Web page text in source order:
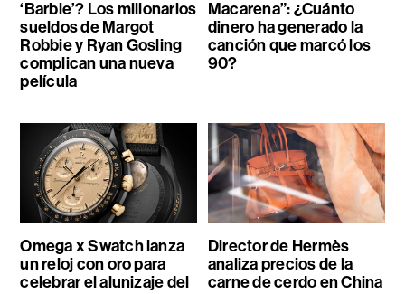
‘Barbie’? Los millonarios
sueldos de Margot
Robbie y Ryan Gosling
complican una nueva
película
Macarena”: ¿Cuánto
dinero ha generado la
canción que marcó los
90?
Omega x Swatch lanza
un reloj con oro para
celebrar el alunizaje del
Director de Hermès
analiza precios de la
carne de cerdo en China